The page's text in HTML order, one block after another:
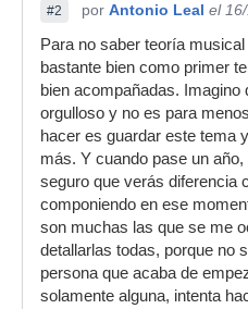
#2 por Antonio Leal el
Para no saber teoría
bastante bien como primer
bien acompañadas. Imagino
orgulloso y no es para
hacer es guardar este tema
más. Y cuando pase un
seguro que verás diferencia
componiendo en ese
son muchas las que se me
detallarlas todas, porque no
persona que acaba de
solamente alguna, intenta